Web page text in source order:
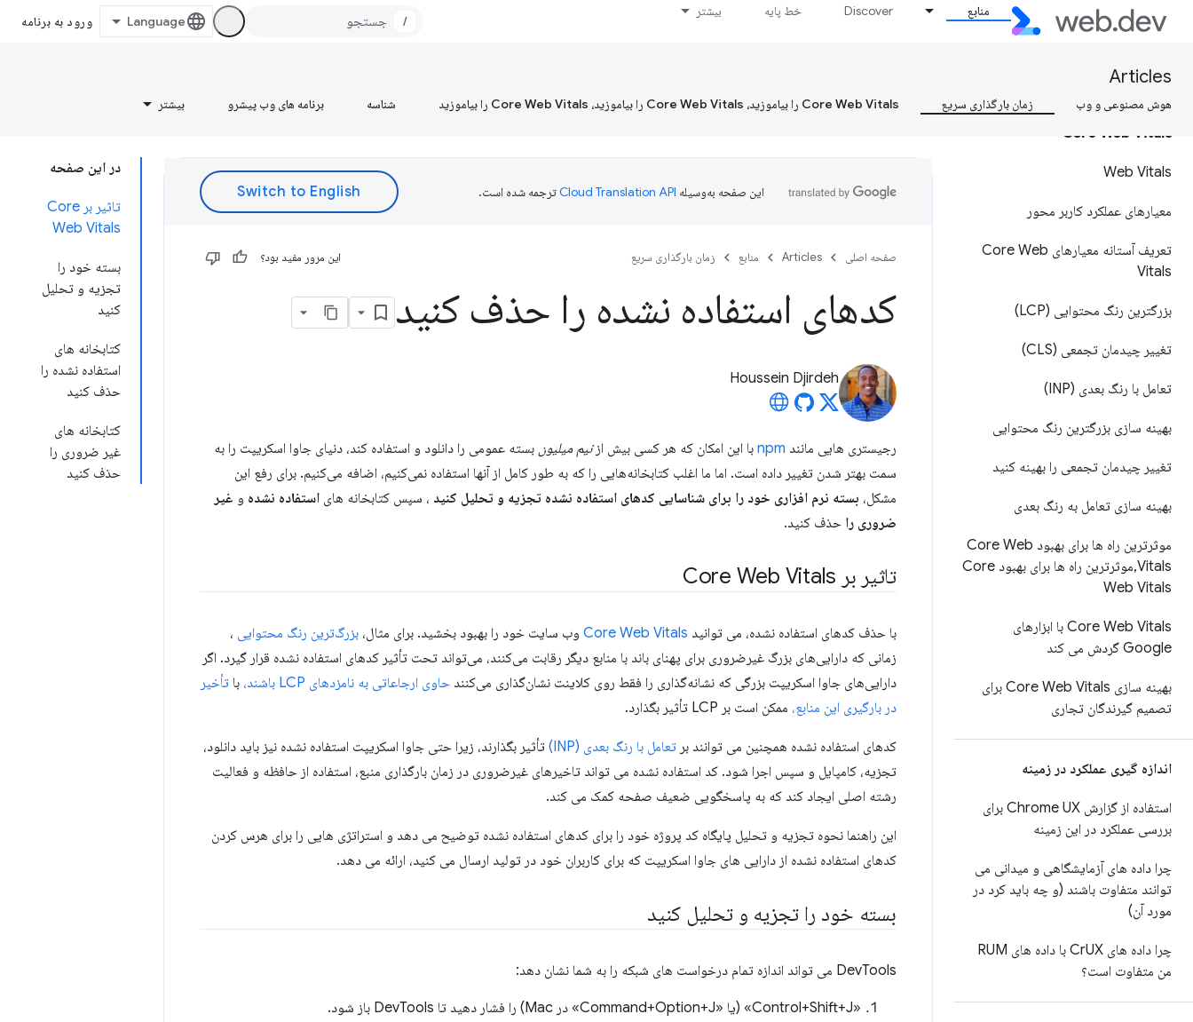
منابع Discover خط پایه بیشتر
/ ورود به برنامه
Articles
هوش مصنوعی و وب زمان بارگذاری سریع Core Web Vitals را بیاموزید، Core Web Vitals را بیاموزید، Core Web Vitals را بیاموزید شناسه برنامه های وب پیشرو بیشتر
چگونه سرعت را اندازه گیری کنیم؟
چگونه سریع بمانیم؟
Core Web Vitals
Web Vitals
معیارهای عملکرد کاربر محور
تعریف آستانه معیارهای Core Web
Vitals
بزرگترین رنگ محتوایی (LCP)
تغییر چیدمان تجمعی (CLS)
تعامل با رنگ بعدی (INP)
بهینه سازی بزرگترین رنگ محتوایی
تغییر چیدمان تجمعی را بهینه کنید
بهینه سازی تعامل به رنگ بعدی
موثرترین راه ها برای بهبود Core Web
Vitals
,
موثرترین راه ها برای بهبود Core
Web Vitals
Core Web Vitals با ابزارهای
Google گردش می کند
بهینه سازی Core Web Vitals برای
تصمیم گیرندگان تجاری
اندازه گیری عملکرد در زمینه
استفاده از گزارش Chrome UX برای
بررسی عملکرد در این زمینه
چرا داده های آزمایشگاهی و میدانی می
توانند متفاوت باشند (و چه باید کرد در
مورد آن)
چرا داده های Cr
UX با داده های RUM
من متفاوت است؟
در این صفحه
تاثیر بر Core
Web Vitals
بسته خود را
تجزیه و تحلیل
کنید
کتابخانه های
استفاده نشده را
حذف کنید
کتابخانه های
غیر ضروری را
حذف کنید
این صفحه به‌وسیله ترجمه شده است.
صفحه اصلی Articles منابع زمان بارگذاری سریع این مرور مفید بود؟
کدهای استفاده نشده را حذف کنید
Houssein Djirdeh
رجیستری هایی مانند npm با این امکان که هر کسی بیش ازنیم میلیون بسته عمومی را دانلود و استفاده کند، دنیای جاوا اسکریپت را به
سمت بهتر شدن تغییر داده است. اما ما اغلب کتابخانه‌هایی را که به طور کامل از آنها استفاده نمی‌کنیم، اضافه می‌کنیم. برای رفع این
مشکل، بسته نرم افزاری خود را برای شناسایی کدهای استفاده نشده تجزیه و تحلیل کنید ، سپس کتابخانه های استفاده نشده و غیر
ضروری را حذف کنید.
تاثیر بر Core Web Vitals
با حذف کدهای استفاده نشده، می توانید Core Web Vitals وب سایت خود را بهبود بخشید. برای مثال، بزرگ‌ترین رنگ محتوایی ،
زمانی که دارایی‌های بزرگ غیرضروری برای پهنای باند با منابع دیگر رقابت می‌کنند، می‌تواند تحت تأثیر کدهای استفاده نشده قرار گیرد. اگر
دارایی‌های جاوا اسکریپت بزرگی که نشانه‌گذاری را فقط روی کلاینت نشان‌گذاری می‌کنند حاوی ارجاعاتی به نامزدهای LCP باشند، با تأخیر
در بارگیری این منابع، ممکن است بر LCP تأثیر بگذارد.
کدهای استفاده نشده همچنین می توانند بر تعامل با رنگ بعدی (INP)
تأثیر بگذارند، زیرا حتی جاوا اسکریپت استفاده نشده نیز باید دانلود،
تجزیه، کامپایل و سپس اجرا شود. کد استفاده نشده می تواند تاخیرهای غیرضروری در زمان بارگذاری منبع، استفاده از حافظه و فعالیت
رشته اصلی ایجاد کند که به پاسخگویی ضعیف صفحه کمک می کند.
این راهنما نحوه تجزیه و تحلیل پایگاه کد پروژه خود را برای کدهای استفاده نشده توضیح می دهد و استراتژی هایی را برای هرس کردن
کدهای استفاده نشده از دارایی های جاوا اسکریپت که برای کاربران خود در تولید ارسال می کنید، ارائه می دهد.
بسته خود را تجزیه و تحلیل کنید
DevTools می تواند اندازه تمام درخواست های شبکه را به شما نشان دهد:
«Control+Shift+J» (یا «Command+Option+J» در Mac) را فشار دهید تا DevTools باز شود.